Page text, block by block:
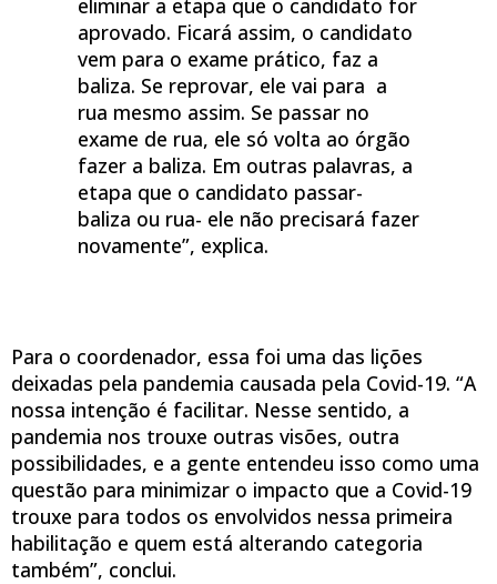
eliminar a etapa que o candidato for
aprovado. Ficará assim, o candidato
vem para o exame prático, faz a
baliza. Se reprovar, ele vai para a
rua mesmo assim. Se passar no
exame de rua, ele só volta ao órgão
fazer a baliza. Em outras palavras, a
etapa que o candidato passar-
baliza ou rua- ele não precisará fazer
novamente”, explica.
Para o coordenador, essa foi uma das lições
deixadas pela pandemia causada pela Covid-19. “A
nossa intenção é facilitar. Nesse sentido, a
pandemia nos trouxe outras visões, outra
possibilidades, e a gente entendeu isso como uma
questão para minimizar o impacto que a Covid-19
trouxe para todos os envolvidos nessa primeira
habilitação e quem está alterando categoria
também”, conclui.